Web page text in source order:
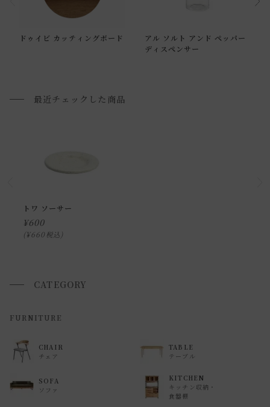
通常配送について
通常配送の場合、お品物は玄関前での引渡しとなります。
■ご不明な点やご希望がございましたら、お気軽にお問い合
お届け時間帯(大型以外) は、
申し訳ございませんが、具体的な時間帯指定をしての出荷は
できません。
また、 日曜・祝日は、時間帯指定ができません。
いませ 。
返品等の詳細は「 お買い物ガイド(返品・交換について)
ご覧ください。
・本製品は、使用後は早めに中性洗剤で洗ってすすぎ、濡ら
ますのでお止め下さい。
際の商品とで色の見え方が異なることもございます。ご了承
ドゥイビ カッティングボード
アル ソルト アンド ペッパー
ディスペンサー
最近チェックした商品
トワ ソーサー
¥600
¥660 税込
CATEGORY
FURNITURE
CHAIR
チェア
TABLE
テーブル
SOFA
ソファ
KITCHEN
キッチン収納・
食器棚